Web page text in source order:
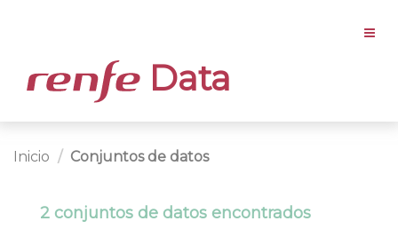
Data
Inicio Conjuntos de datos
2 conjuntos de datos encontrados